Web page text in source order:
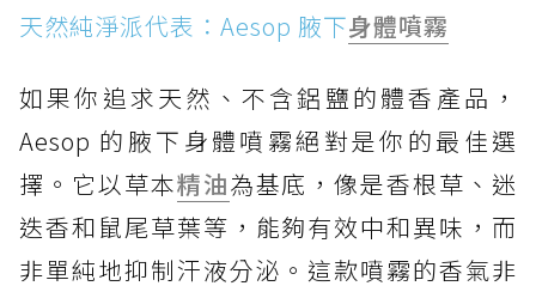
天然純淨派代表：Aesop 腋下身體噴霧
如果你追求天然、不含鋁鹽的體香產品，
Aesop 的腋下身體噴霧絕對是你的最佳選
擇。它以草本精油為基底，像是香根草、迷
迭香和鼠尾草葉等，能夠有效中和異味，而
非單純地抑制汗液分泌。這款噴霧的香氣非